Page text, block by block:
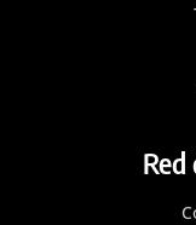
Red